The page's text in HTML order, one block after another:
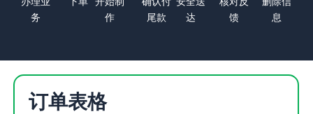
务
作
尾款
达
馈
息
订单表格